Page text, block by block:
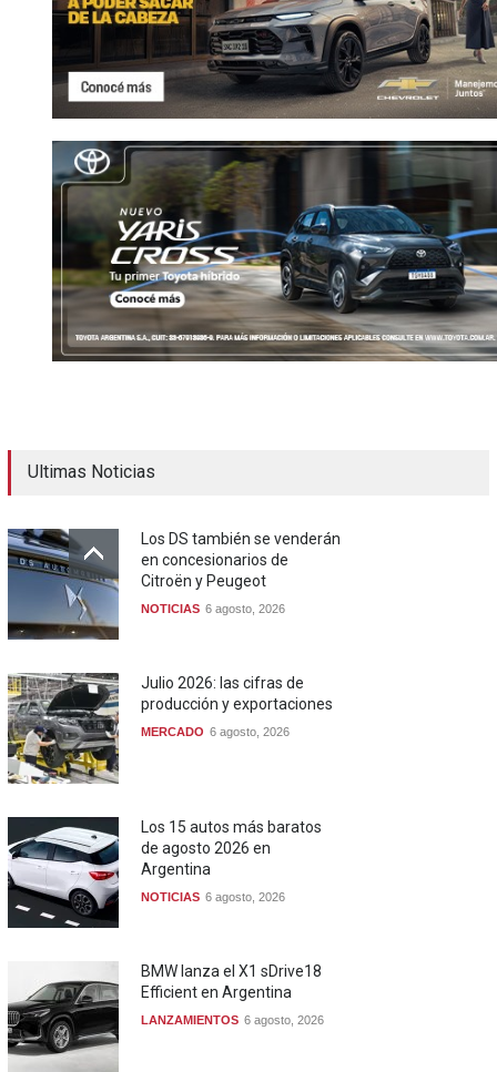
Ultimas Noticias
Los DS también se venderán
en concesionarios de
Citroën y Peugeot
NOTICIAS 6 agosto, 2026
Julio 2026: las cifras de
producción y exportaciones
MERCADO 6 agosto, 2026
Los 15 autos más baratos
de agosto 2026 en
Argentina
NOTICIAS 6 agosto, 2026
BMW lanza el X1 sDrive18
Efficient en Argentina
LANZAMIENTOS 6 agosto, 2026